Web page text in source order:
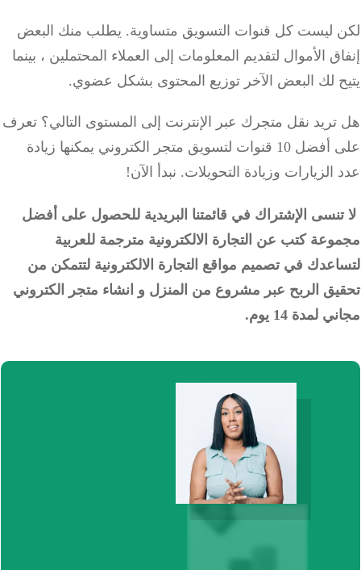
ليست كل قنوات التسويق متساوية.يطلب منك البعض
الأموال لتقديم المعلومات إلى العملاء المحتملين ، بينما
لك البعض الآخر توزيع المحتوى بشكل عضوي.
نقل متجرك عبر الإنترنت إلى المستوى التالي؟ تعرف
على أفضل 10 قنوات لتسويق متجر الكتروني يمكنها زيادة
وزيادة التحويلات. نبدأ الآن!
الإشتراك في قائمتنا البريدية للحصول على أفضل
كتب عن التجارة الالكترونية مترجمة للعربية
في تصميم مواقع التجارة الالكترونية لتتمكن من
الربح عبر مشروع من المنزل و انشاء متجر الكتروني
لمدة 14 يوم.